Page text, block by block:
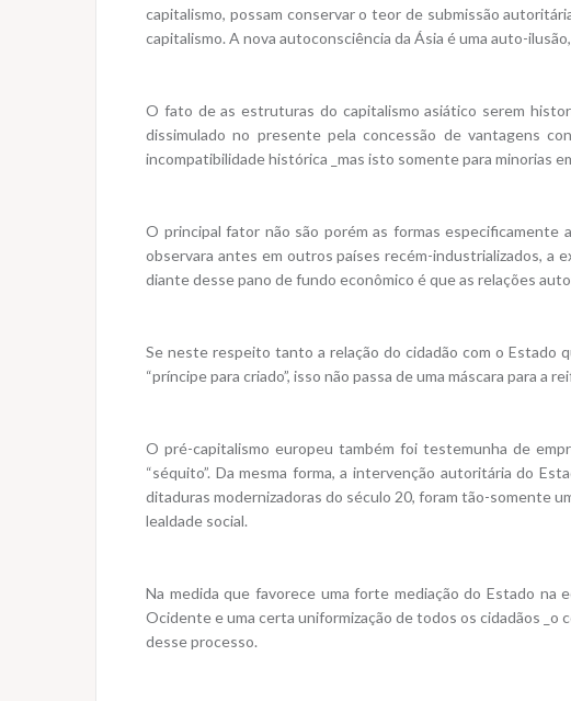
capitalismo, possam conservar o teor de submissão
capitalismo. A nova autoconsciência da Ásia é uma auto-
O fato de as estruturas do capitalismo asiático serem
dissimulado no presente pela concessão de vantagens
incompatibilidade histórica _mas isto somente para minorias
O principal fator não são porém as formas especificamente
observara antes em outros países recém-industrializados, a
diante desse pano de fundo econômico é que as relações
Se neste respeito tanto a relação do cidadão com o Estado
“príncipe para criado”, isso não passa de uma máscara para
O pré-capitalismo europeu também foi testemunha de
“séquito”. Da mesma forma, a intervenção autoritária do
ditaduras modernizadoras do século 20, foram tão-somente
lealdade social.
Na medida que favorece uma forte mediação do Estado na
Ocidente e uma certa uniformização de todos os cidadãos
desse processo.